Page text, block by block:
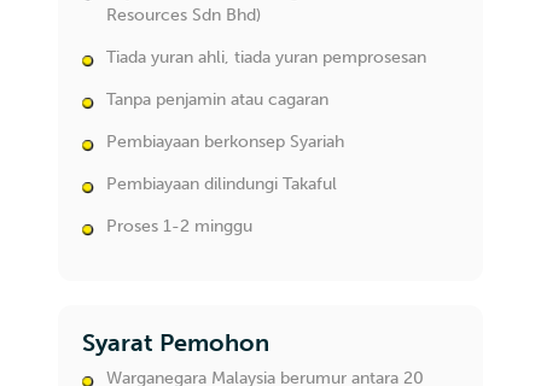
Resources Sdn Bhd)
Tiada yuran ahli, tiada yuran pemprosesan
Tanpa penjamin atau cagaran
Pembiayaan berkonsep Syariah
Pembiayaan dilindungi Takaful
Proses 1-2 minggu
Syarat Pemohon
Warganegara Malaysia berumur antara 20